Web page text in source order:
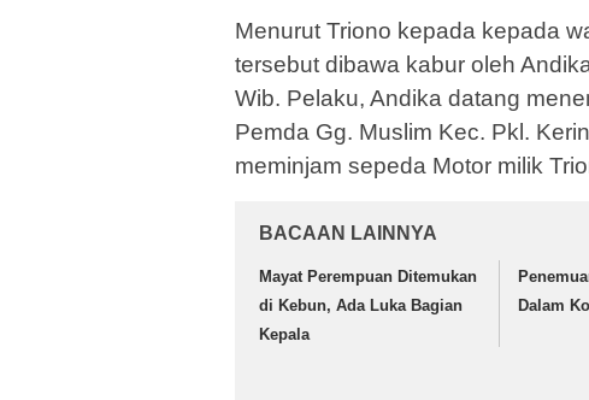
Menurut Triono kepada kepada
tersebut dibawa kabur oleh
Wib. Pelaku, Andika datang
Pemda Gg. Muslim Kec. Pkl.
meminjam sepeda Motor milik
BACAAN LAINNYA
Mayat Perempuan Ditemukan
di Kebun, Ada Luka Bagian
Kepala
Dalam